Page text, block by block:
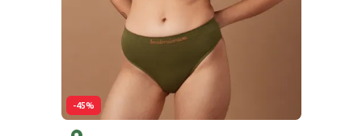
-45%